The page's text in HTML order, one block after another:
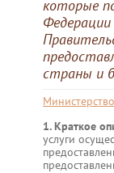
которые
страны и
1. Краткое
услуги